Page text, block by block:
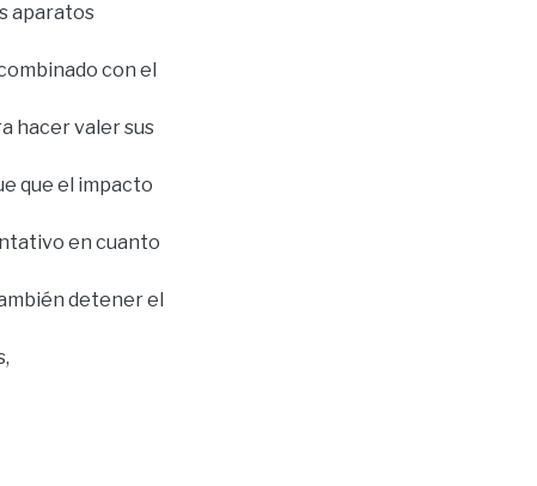
aparatos
con el
hacer valer sus
que el impacto
en cuanto
detener el